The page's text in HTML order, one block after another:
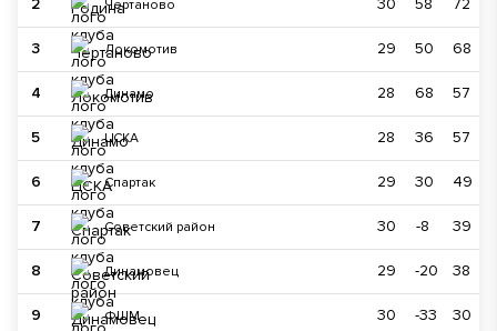
2 Чертаново 30 58 72
3 Локомотив 29 50 68
4 Динамо 28 68 57
5 ЦСКА 28 36 57
6 Спартак 29 30 49
7 Советский район 30 -8 39
8 Динамовец 29 -20 38
9 ФШМ 30 -33 30